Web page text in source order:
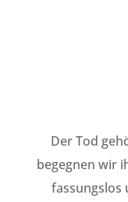
Der Tod
begegnen wir
fassungslos